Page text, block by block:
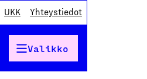
UKK Yhteystiedot
Valikko